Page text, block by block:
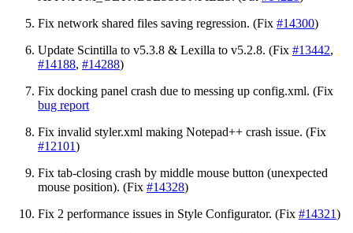
Fix network shared files saving regression. (Fix #14300)
Update Scintilla to v5.3.8 & Lexilla to v5.2.8. (Fix #13442,
#14188, #14288)
Fix docking panel crash due to messing up config.xml. (Fix
bug report
Fix invalid styler.xml making Notepad++ crash issue. (Fix
#12101)
Fix tab-closing crash by middle mouse button (unexpected
mouse position). (Fix #14328)
Fix 2 performance issues in Style Configurator. (Fix #14321)